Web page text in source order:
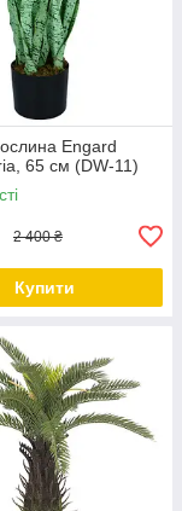
Engard
65 см (DW-11)
2 400 ₴
Купити